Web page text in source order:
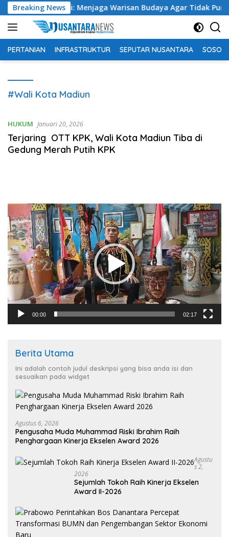
Langsung
ke
konten
Breaking News
Junghi Suhardi: Menjaga Warisan Budaya Agar Tidak Punah
PERTANIAN INFRASTRUKTUR SEPUTAR NUSANTARA SOSOK
#Wali Kota Madiun
HUKUM Januari 20, 2026
Terjaring OTT KPK, Wali Kota Madiun Tiba di
Gedung Merah Putih KPK
Pemutar
Video
00:00 02:17
Berita Utama
Ini adalah contoh judul deskripsi yang bisa anda isi dan
sesuaikan pada widget
Agustus 6, 2026
Pengusaha Muda Muhammad Riski Ibrahim Raih
Penghargaan Kinerja Ekselen Award 2026
Agustu
S 2,
2026
Sejumlah Tokoh Raih Kinerja Ekselen
Award II-2026